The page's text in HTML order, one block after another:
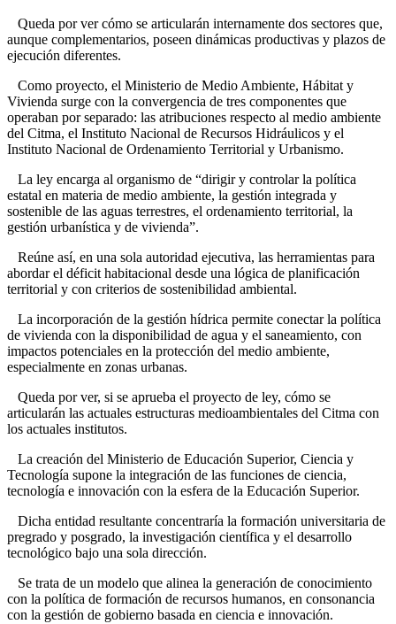
Queda por ver cómo se articularán internamente dos sectores que,
aunque complementarios, poseen dinámicas productivas y plazos de
ejecución diferentes.
Como proyecto, el Ministerio de Medio Ambiente, Hábitat y
Vivienda surge con la convergencia de tres componentes que
operaban por separado: las atribuciones respecto al medio ambiente
del Citma, el Instituto Nacional de Recursos Hidráulicos y el
Instituto Nacional de Ordenamiento Territorial y Urbanismo.
La ley encarga al organismo de “dirigir y controlar la política
estatal en materia de medio ambiente, la gestión integrada y
sostenible de las aguas terrestres, el ordenamiento territorial, la
gestión urbanística y de vivienda”.
Reúne así, en una sola autoridad ejecutiva, las herramientas para
abordar el déficit habitacional desde una lógica de planificación
territorial y con criterios de sostenibilidad ambiental.
La incorporación de la gestión hídrica permite conectar la política
de vivienda con la disponibilidad de agua y el saneamiento, con
impactos potenciales en la protección del medio ambiente,
especialmente en zonas urbanas.
Queda por ver, si se aprueba el proyecto de ley, cómo se
articularán las actuales estructuras medioambientales del Citma con
los actuales institutos.
La creación del Ministerio de Educación Superior, Ciencia y
Tecnología supone la integración de las funciones de ciencia,
tecnología e innovación con la esfera de la Educación Superior.
Dicha entidad resultante concentraría la formación universitaria de
pregrado y posgrado, la investigación científica y el desarrollo
tecnológico bajo una sola dirección.
Se trata de un modelo que alinea la generación de conocimiento
con la política de formación de recursos humanos, en consonancia
con la gestión de gobierno basada en ciencia e innovación.